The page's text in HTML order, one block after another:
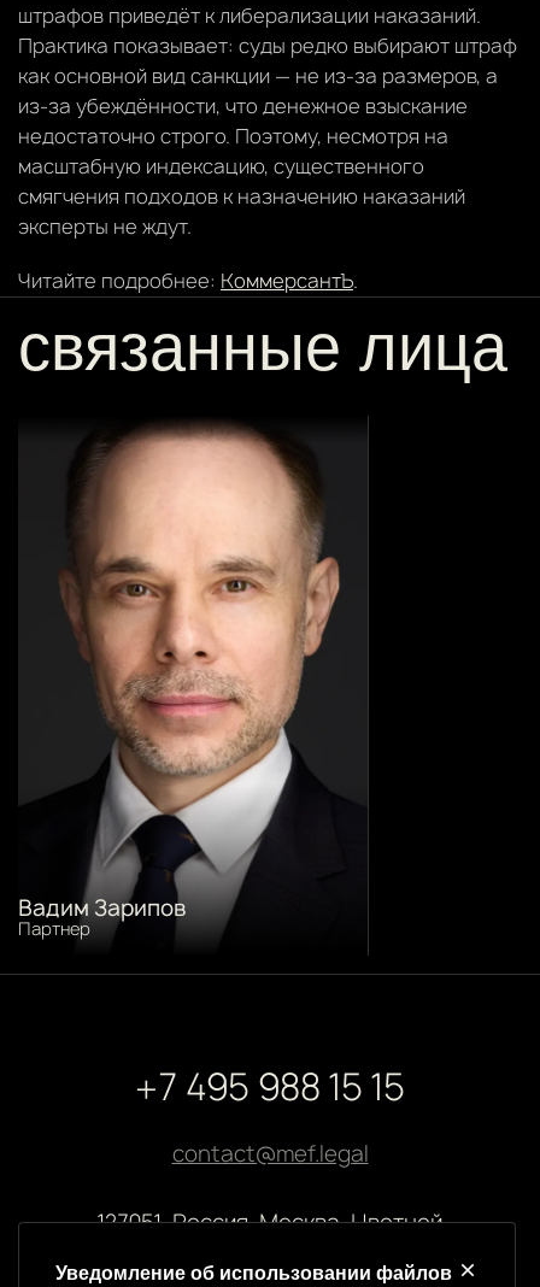
штрафов приведёт к либерализации наказаний.
Практика показывает: суды редко выбирают штраф
как основной вид санкции — не из-за размеров, а
из-за убеждённости, что денежное взыскание
недостаточно строго. Поэтому, несмотря на
масштабную индексацию, существенного
смягчения подходов к назначению наказаний
эксперты не ждут.
Читайте подробнее: КоммерсантЪ.
связанные лица
Вадим Зарипов
Партнер
+7 495 988 15 15
contact@mef.legal
127051, Россия, Москва, Цветной
Уведомление об использовании файлов